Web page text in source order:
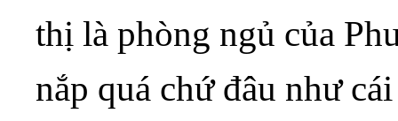
thị là phòng ngủ của
nắp quá chứ đâu như